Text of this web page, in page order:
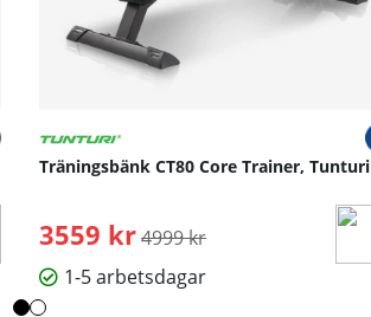
Träningsbänk CT80 Core Trainer, Tunturi
3559 kr Ordinarie pris:
4999 kr
1-5 arbetsdagar